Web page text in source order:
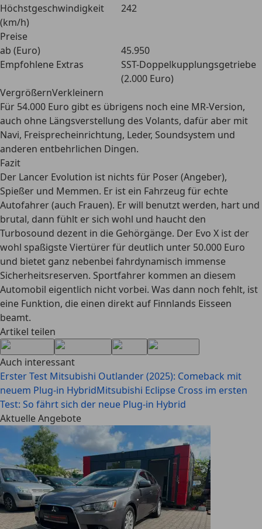
Höchstgeschwindigkeit
(km/h)
242
Preise
ab (Euro)
45.950
Empfohlene Extras
SST-Doppelkupplungsgetriebe
(2.000 Euro)
VergrößernVerkleinern
Für 54.000 Euro gibt es übrigens noch eine MR-Version,
auch ohne Längsverstellung des Volants, dafür aber mit
Navi, Freisprecheinrichtung, Leder, Soundsystem und
anderen entbehrlichen Dingen.
Fazit
Der Lancer Evolution ist nichts für Poser (Angeber),
Spießer und Memmen. Er ist ein Fahrzeug für echte
Autofahrer (auch Frauen). Er will benutzt werden, hart und
brutal, dann fühlt er sich wohl und haucht den
Turbosound dezent in die Gehörgänge. Der Evo X ist der
wohl spaßigste Viertürer für deutlich unter 50.000 Euro
und bietet ganz nebenbei fahrdynamisch immense
Sicherheitsreserven. Sportfahrer kommen an diesem
Automobil eigentlich nicht vorbei. Was dann noch fehlt, ist
eine Funktion, die einen direkt auf Finnlands Eisseen
beamt.
Artikel teilen
Auch interessant
Erster Test Mitsubishi Outlander (2025): Comeback mit
neuem Plug-in HybridMitsubishi Eclipse Cross im ersten
Test: So fährt sich der neue Plug-in Hybrid
Aktuelle Angebote